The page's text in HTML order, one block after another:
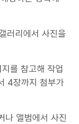
러리에서 사진을
를 참고해 작업
4장까지 첨부가
나 앨범에서 사진